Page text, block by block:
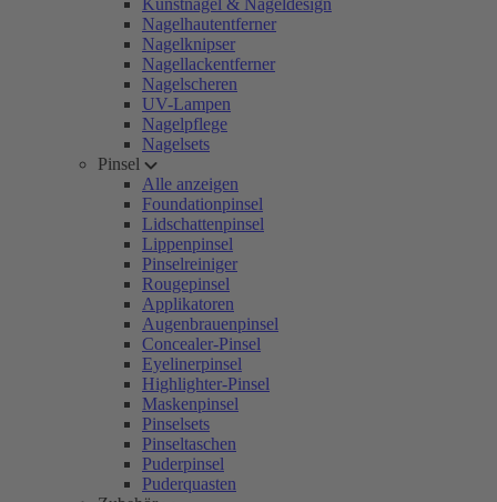
Kunstnägel & Nageldesign
Nagelhautentferner
Nagelknipser
Nagellackentferner
Nagelscheren
UV-Lampen
Nagelpflege
Nagelsets
Pinsel
Alle anzeigen
Foundationpinsel
Lidschattenpinsel
Lippenpinsel
Pinselreiniger
Rougepinsel
Applikatoren
Augenbrauenpinsel
Concealer-Pinsel
Eyelinerpinsel
Highlighter-Pinsel
Maskenpinsel
Pinselsets
Pinseltaschen
Puderpinsel
Puderquasten